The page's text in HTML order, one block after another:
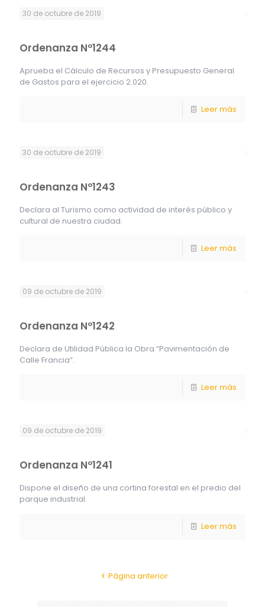
30 de octubre de 2019
Ordenanza Nº1244
Aprueba el Cálculo de Recursos y Presupuesto General
de Gastos para el ejercicio 2.020.
Leer más
30 de octubre de 2019
Ordenanza Nº1243
Declara al Turismo como actividad de interés público y
cultural de nuestra ciudad.
Leer más
09 de octubre de 2019
Ordenanza Nº1242
Declara de Utilidad Pública la Obra “Pavimentación de
Calle Francia”.
Leer más
09 de octubre de 2019
Ordenanza Nº1241
Dispone el diseño de una cortina forestal en el predio del
parque industrial.
Leer más
Página anterior